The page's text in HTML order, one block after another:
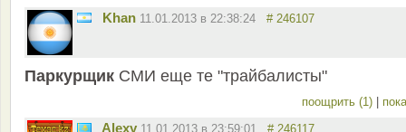
Khan 11.01.2013 в 22:38:24 # 246107
Паркурщик СМИ еще те "трайбалисты"
поощрить (1)
Alexy 11.01.2013 в 23:59:01 # 246117